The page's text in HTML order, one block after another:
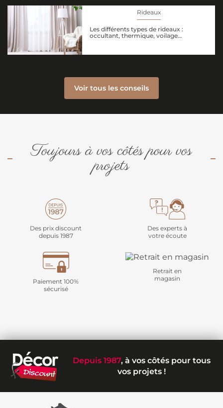
Rideaux
Les différents types de rideaux :
occultant, thermique, voilage…
Voir tous les conseils
Toujours à vos côtés pour vos
projets
Des prix discount
depuis 1987
Des experts à
votre écoute
Paiement 100%
sécurisé
Retrait en
magasin
Depuis 1987, à vos côtés pour tous
vos projets !